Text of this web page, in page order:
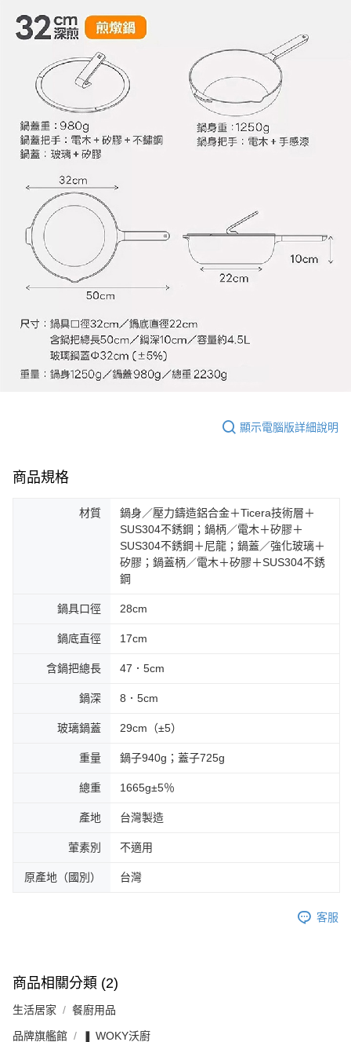
顯示電腦版詳細說明
商品規格
材質
鍋身／壓力鑄造鋁合金＋Ticera技術層＋
SUS304不銹鋼；鍋柄／電木＋矽膠＋
SUS304不銹鋼＋尼龍；鍋蓋／強化玻璃＋
矽膠；鍋蓋柄／電木＋矽膠＋SUS304不銹
鋼
鍋具口徑 28cm
鍋底直徑 17cm
含鍋把總長 47．5cm
鍋深 8．5cm
玻璃鍋蓋 29cm（±5）
重量 鍋子940g；蓋子725g
總重 1665g±5％
產地 台灣製造
葷素別 不適用
原產地（國別） 台灣
客服
商品相關分類 (2)
生活居家 餐廚用品
品牌旗艦館 ❚ WOKY沃廚